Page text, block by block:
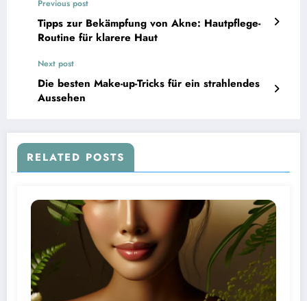
Previous post
Tipps zur Bekämpfung von Akne: Hautpflege-
Routine für klarere Haut
Next post
Die besten Make-up-Tricks für ein strahlendes
Aussehen
RELATED POSTS